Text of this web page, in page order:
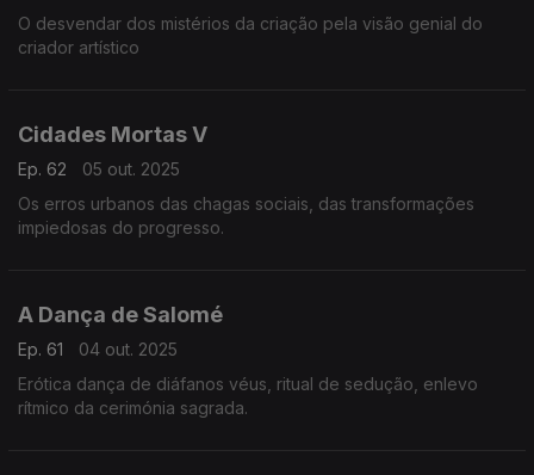
O desvendar dos mistérios da criação pela visão genial do
criador artístico
Cidades Mortas V
Ep. 62
05 out. 2025
Os erros urbanos das chagas sociais, das transformações
impiedosas do progresso.
A Dança de Salomé
Ep. 61
04 out. 2025
Erótica dança de diáfanos véus, ritual de sedução, enlevo
rítmico da cerimónia sagrada.